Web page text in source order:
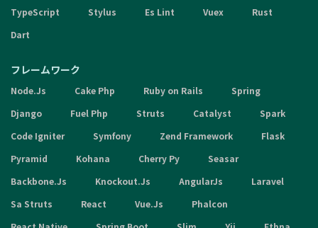
TypeScript
Stylus Es Lint Vuex
Rust
Dart
フレームワーク
Node.Js Cake Php Ruby on Rails
Spring
Django
Fuel Php Struts Catalyst
Spark
Code Igniter
Symfony Zend Framework
Flask
Pyramid
Kohana Cherry Py
Seasar
Backbone.Js
Knockout.Js AngularJs
Laravel
Sa Struts
React Vue.Js
Phalcon